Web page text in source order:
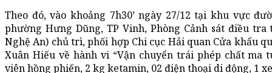
Theo đó, vào khoảng 7h30’ ngày 27/12 tại khu vực
phường Hưng Dũng, TP Vinh, Phòng Cảnh sát điều
Nghệ An) chủ trì, phối hợp Chi cục Hải quan Cửa khẩu
Xuân Hiếu về hành vi “Vận chuyển trái phép chất ma
viên hồng phiến, 2 kg ketamin, 02 điện thoại di động, 1